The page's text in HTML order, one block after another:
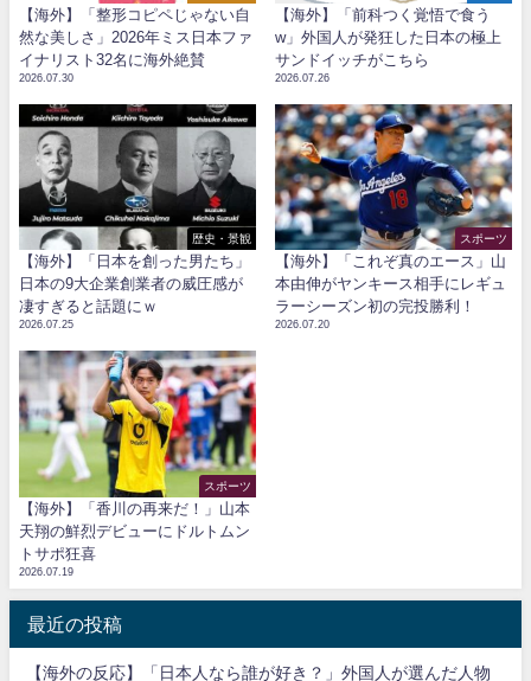
【海外】「整形コピペじゃない自
然な美しさ」2026年ミス日本ファ
イナリスト32名に海外絶賛
2026.07.30
【海外】「前科つく覚悟で食う
w」外国人が発狂した日本の極上
サンドイッチがこちら
2026.07.26
歴史・景観
【海外】「日本を創った男たち」
日本の9大企業創業者の威圧感が
凄すぎると話題にｗ
2026.07.25
スポーツ
【海外】「これぞ真のエース」山
本由伸がヤンキース相手にレギュ
ラーシーズン初の完投勝利！
2026.07.20
スポーツ
【海外】「香川の再来だ！」山本
天翔の鮮烈デビューにドルトムン
トサポ狂喜
2026.07.19
最近の投稿
【海外の反応】「日本人なら誰が好き？」外国人が選んだ人物